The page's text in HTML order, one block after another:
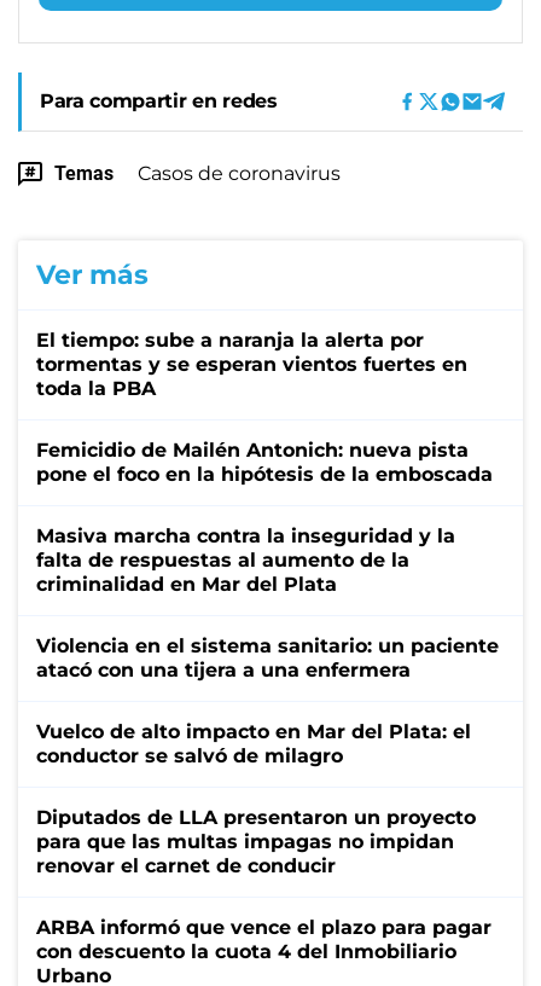
Para compartir en redes
Temas Casos de coronavirus
Ver más
El tiempo: sube a naranja la alerta por
tormentas y se esperan vientos fuertes en
toda la PBA
Femicidio de Mailén Antonich: nueva pista
pone el foco en la hipótesis de la emboscada
Masiva marcha contra la inseguridad y la
falta de respuestas al aumento de la
criminalidad en Mar del Plata
Violencia en el sistema sanitario: un paciente
atacó con una tijera a una enfermera
Vuelco de alto impacto en Mar del Plata: el
conductor se salvó de milagro
Diputados de LLA presentaron un proyecto
para que las multas impagas no impidan
renovar el carnet de conducir
ARBA informó que vence el plazo para pagar
con descuento la cuota 4 del Inmobiliario
Urbano